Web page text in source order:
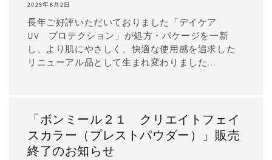
2025年6月2日
長年ご好評いただいておりました「デイケア
UV プロテクション」が処方・パケージを一新
し、より肌にやさしく、快適な使用感を追求した
リニューアル品として生まれ変わりました...
「ボンミール２１ クリエイトフェイ
スカラー（プレストパウダー）」販売
終了のお知らせ